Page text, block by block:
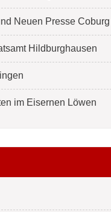
Neuen Presse
Hildburghausen
im Eisernen Löwen